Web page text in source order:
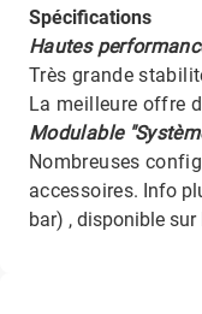
Spécifications
Hautes
Très grande
La meilleure offre
Modulable
Nombreuses
accessoires. Info
bar) , disponible